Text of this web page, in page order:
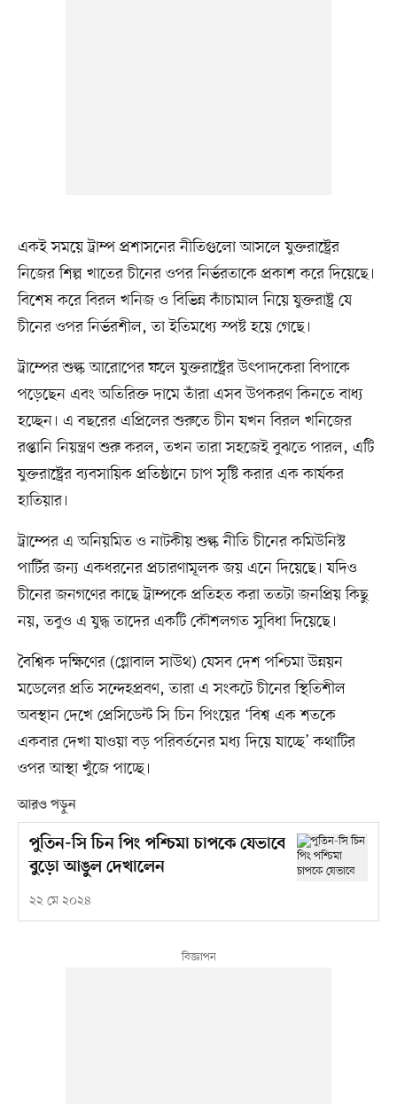
একই সময়ে ট্রাম্প প্রশাসনের নীতিগুলো আসলে যুক্তরাষ্ট্রের
নিজের শিল্প খাতের চীনের ওপর নির্ভরতাকে প্রকাশ করে দিয়েছে।
বিশেষ করে বিরল খনিজ ও বিভিন্ন কাঁচামাল নিয়ে যুক্তরাষ্ট্র যে
চীনের ওপর নির্ভরশীল, তা ইতিমধ্যে স্পষ্ট হয়ে গেছে।
ট্রাম্পের শুল্ক আরোপের ফলে যুক্তরাষ্ট্রের উৎপাদকেরা বিপাকে
পড়েছেন এবং অতিরিক্ত দামে তাঁরা এসব উপকরণ কিনতে বাধ্য
হচ্ছেন। এ বছরের এপ্রিলের শুরুতে চীন যখন বিরল খনিজের
রপ্তানি নিয়ন্ত্রণ শুরু করল, তখন তারা সহজেই বুঝতে পারল, এটি
যুক্তরাষ্ট্রের ব্যবসায়িক প্রতিষ্ঠানে চাপ সৃষ্টি করার এক কার্যকর
হাতিয়ার।
ট্রাম্পের এ অনিয়মিত ও নাটকীয় শুল্ক নীতি চীনের কমিউনিস্ট
পার্টির জন্য একধরনের প্রচারণামূলক জয় এনে দিয়েছে। যদিও
চীনের জনগণের কাছে ট্রাম্পকে প্রতিহত করা ততটা জনপ্রিয় কিছু
নয়, তবুও এ যুদ্ধ তাদের একটি কৌশলগত সুবিধা দিয়েছে।
বৈশ্বিক দক্ষিণের (গ্লোবাল সাউথ) যেসব দেশ পশ্চিমা উন্নয়ন
মডেলের প্রতি সন্দেহপ্রবণ, তারা এ সংকটে চীনের স্থিতিশীল
অবস্থান দেখে প্রেসিডেন্ট সি চিন পিংয়ের ‘বিশ্ব এক শতকে
একবার দেখা যাওয়া বড় পরিবর্তনের মধ্য দিয়ে যাচ্ছে’ কথাটির
ওপর আস্থা খুঁজে পাচ্ছে।
আরও পড়ুন
পুতিন-সি চিন পিং পশ্চিমা চাপকে যেভাবে
বুড়ো আঙুল দেখালেন
২২ মে ২০২৪